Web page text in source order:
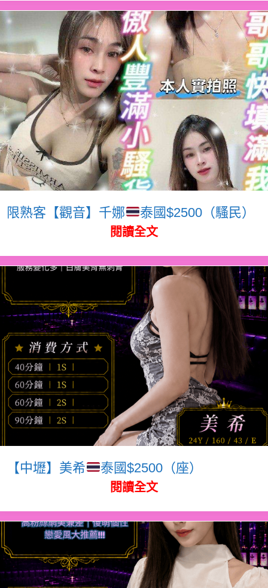
限熟客【觀音】千娜 泰國$2500（騷民）
閱讀全文
【中壢】美希 泰國$2500（座）
閱讀全文